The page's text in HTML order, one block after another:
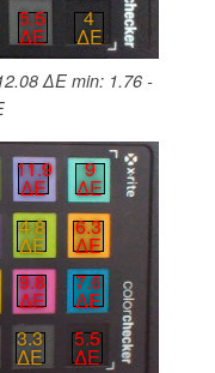
5.5
∆E
4
∆E
∆E min: 1.76 -
11.9
∆E
9
∆E
4.8
∆E
6.3
∆E
9.8
∆E
7.6
∆E
3.3
∆E
5.5
∆E